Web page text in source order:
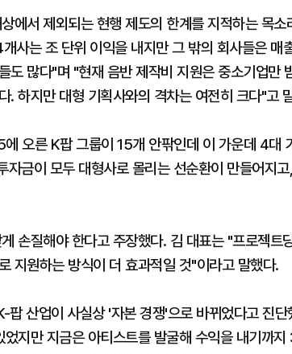
에서 제외되는 현행 제도의 한계를 지적하는 목
사는 조 단위 이익을 내지만 그 밖의 회사들은
도 많다"며 "현재 음반 제작비 지원은 중소기업만
. 하지만 대형 기획사와의 격차는 여전히 크다"고
오른 K팝 그룹이 15개 안팎인데 이 가운데 4대
자금이 모두 대형사로 몰리는 선순환이 만들어지
손질해야 한다고 주장했다. 김 대표는 "프로젝트
지원하는 방식이 더 효과적일 것"이라고 말했다.
팝 산업이 사실상 '자본 경쟁'으로 바뀌었다고 진
었지만 지금은 아티스트를 발굴해 수익을 내기까